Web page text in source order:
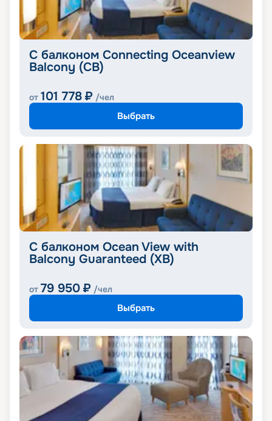
С балконом Connecting Oceanview
Balcony (CB)
от 101 778 ₽ /чел
Выбрать
С балконом Ocean View with
Balcony Guaranteed (XB)
от 79 950 ₽ /чел
Выбрать